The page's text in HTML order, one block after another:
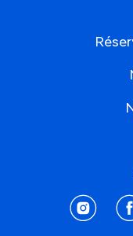
instagram